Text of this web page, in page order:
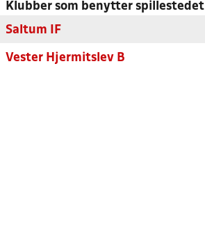
Klubber som benytter spillestedet
Saltum IF
Vester Hjermitslev B